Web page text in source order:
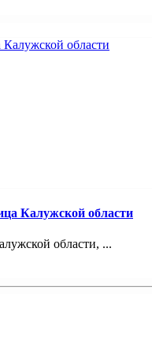
Калужской области
области, ...